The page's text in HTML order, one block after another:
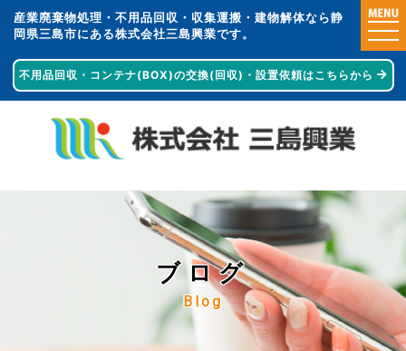
産業廃棄物処理・不用品回収・収集運搬・建物解体なら静
岡県三島市にある株式会社三島興業です。
不用品回収・コンテナ(BOX)の交換(回収)・ 設置依頼はこちらから
ブログ
Blog